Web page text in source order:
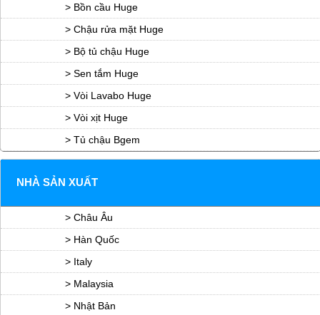
> Bồn cầu Huge
> Chậu rửa mặt Huge
> Bộ tủ chậu Huge
> Sen tắm Huge
> Vòi Lavabo Huge
> Vòi xịt Huge
> Tủ chậu Bgem
NHÀ SẢN XUẤT
> Châu Âu
> Hàn Quốc
> Italy
> Malaysia
> Nhật Bản